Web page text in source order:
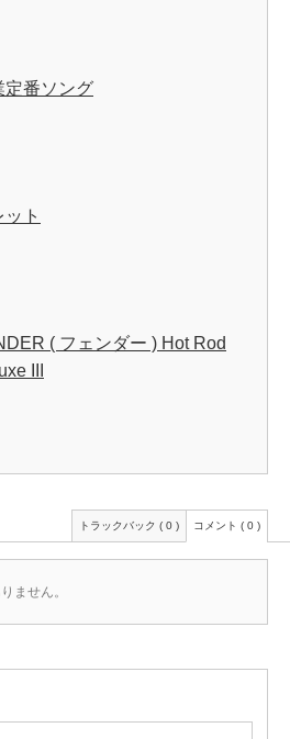
定番ソング
ット
( フェンダー ) Hot Rod
III
トラックバック ( 0 ) コメント ( 0 )
ません。